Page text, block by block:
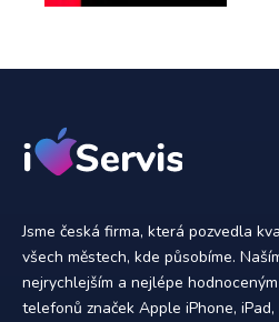
Jsme česká firma, která pozvedla
všech městech, kde působíme.
nejrychlejším a nejlépe
telefonů značek Apple iPhone, iPad,